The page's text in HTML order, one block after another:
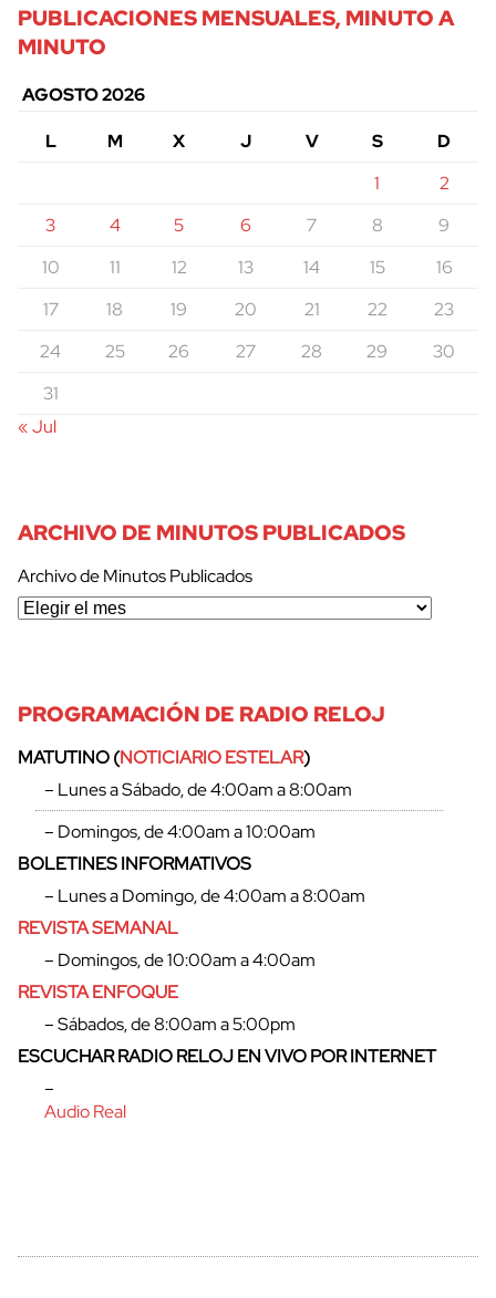
cerrar
PUBLICACIONES MENSUALES, MINUTO A
MINUTO
AGOSTO 2026
L
M X J V S
D
1
2
3
4 5 6 7 8
9
10
11 12 13 14 15
16
17
18 19 20 21 22
23
24
25 26 27 28 29
30
31
« Jul
ARCHIVO DE MINUTOS PUBLICADOS
Archivo de Minutos Publicados
PROGRAMACIÓN DE RADIO RELOJ
MATUTINO (NOTICIARIO ESTELAR)
– Lunes a Sábado, de 4:00am a 8:00am
– Domingos, de 4:00am a 10:00am
BOLETINES INFORMATIVOS
– Lunes a Domingo, de 4:00am a 8:00am
REVISTA SEMANAL
– Domingos, de 10:00am a 4:00am
REVISTA ENFOQUE
– Sábados, de 8:00am a 5:00pm
ESCUCHAR RADIO RELOJ EN VIVO POR INTERNET
–
Audio Real